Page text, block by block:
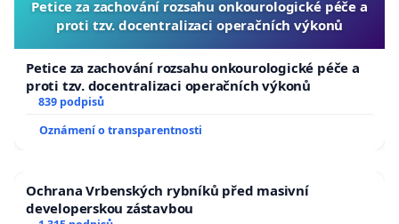
Petice za zachování rozsahu onkourologické péče a
proti tzv. docentralizaci operačních výkonů
Petice za zachování rozsahu onkourologické péče a
proti tzv. docentralizaci operačních výkonů
839 podpisů
Oznámení o transparentnosti
Ochrana Vrbenských rybníků před masivní
developerskou zástavbou